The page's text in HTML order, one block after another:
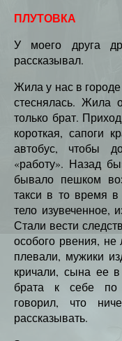
ПЛУТОВКА
У моего друга
рассказывал.
Жила у нас в
стеснялась. Жила
только брат.
короткая, сапоги
автобус, чтобы
«работу». Назад
бывало пешком
такси в то время
тело изувеченное,
Стали вести
особого рвения,
плевали, мужики
кричали, сына ее
брата к себе по
говорил, что
рассказывать.